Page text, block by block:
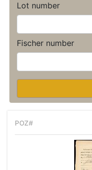
Lot number
Fischer number